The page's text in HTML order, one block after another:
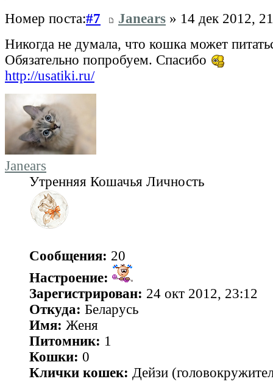
Номер поста:#7 Janears » 14 дек 2012,
Никогда не думала, что кошка может
Обязательно попробуем. Спасибо
http://usatiki.ru/
Janears
Утренняя Кошачья Личность
Сообщения: 20
Настроение:
Зарегистрирован: 24 окт 2012, 23:12
Откуда: Беларусь
Имя: Женя
Питомник: 1
Кошки: 0
Клички кошек: Дейзи